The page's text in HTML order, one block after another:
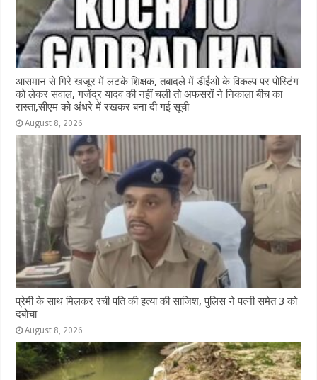
आसमान से गिरे खजूर में लटके शिक्षक, तबादले में डीईओ के विकल्प पर पोस्टिंग
को लेकर सवाल, गजेंद्र यादव की नहीं चली तो अफसरों ने निकाला बीच का
रास्ता,सीएम को अंधरे में रखकर बना दी गई सूची
August 8, 2026
प्रेमी के साथ मिलकर रची पति की हत्या की साजिश, पुलिस ने पत्नी समेत 3 को
दबोचा
August 8, 2026